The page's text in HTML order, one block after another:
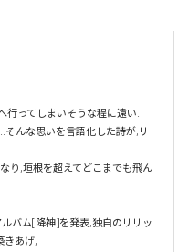
行ってしまいそうな程に遠い.
んな思いを言語化した詩が,リ
り,垣根を超えてどこまでも飛ん
バム[降神]を発表,独自のリリッ
きあげ,